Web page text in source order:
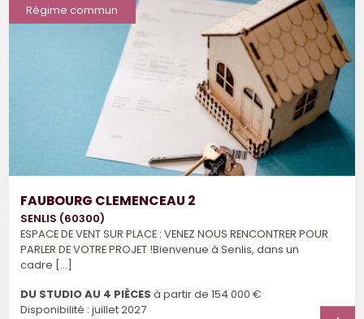
Régime commun
FAUBOURG CLEMENCEAU 2
SENLIS (60300)
ESPACE DE VENT SUR PLACE : VENEZ NOUS RENCONTRER POUR
PARLER DE VOTRE PROJET !Bienvenue à Senlis, dans un
cadre [...]
DU STUDIO AU 4 PIÈCES à partir de 154 000 €
Disponibilité : juillet 2027